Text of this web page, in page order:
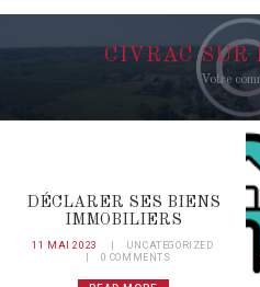
CIVRAC SUR
Votre
DÉCLARER SES BIENS
IMMOBILIERS
11 MAI 2023
UNCATEGORIZED
0 COMMENTS